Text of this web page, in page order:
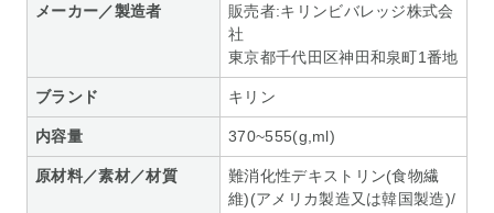
メーカー／製造者
販売者:キリンビバレッジ株式会
社
東京都千代田区神田和泉町1番地
ブランド キリン
内容量 370~555(g,ml)
原材料／素材／材質
難消化性デキストリン(食物繊
維)(アメリカ製造又は韓国製造)/